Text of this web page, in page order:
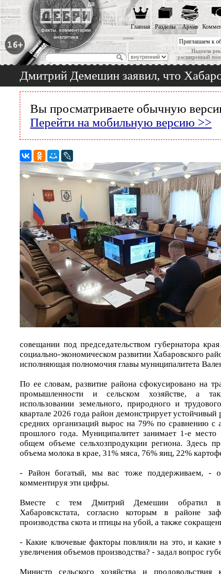
Приглашаем к
Надоела
расширенный
Главная Разделы Архив
Дмитрий Демешин заявил, что
Вы просматриваете обычную
Перейти на мобильную версию >>
совещании под председательством губернатора
социально-экономическом развитии Хабаровского
исполняющая полномочия главы муниципалитета
По ее словам, развитие района сфокусировано на
промышленности и сельском хозяйстве, а
использовании земельного, природного и
квартале 2026 года район демонстрирует
средних организаций вырос на 79% по сравнению с
прошлого года. Муниципалитет занимает 1-е
общем объеме сельхозпродукции региона. Здесь
объема молока в крае, 31% мяса, 76% яиц, 22%
- Район богатый, мы вас тоже поддерживаем, -
комментируя эти цифры.
Вместе с тем Дмитрий Демешин обратил
Хабаровскстата, согласно которым в районе
производства скота и птицы на убой, а также
- Какие ключевые факторы повлияли на это, и
увеличения объемов производства? - задал вопрос
Министр сельского хозяйства и